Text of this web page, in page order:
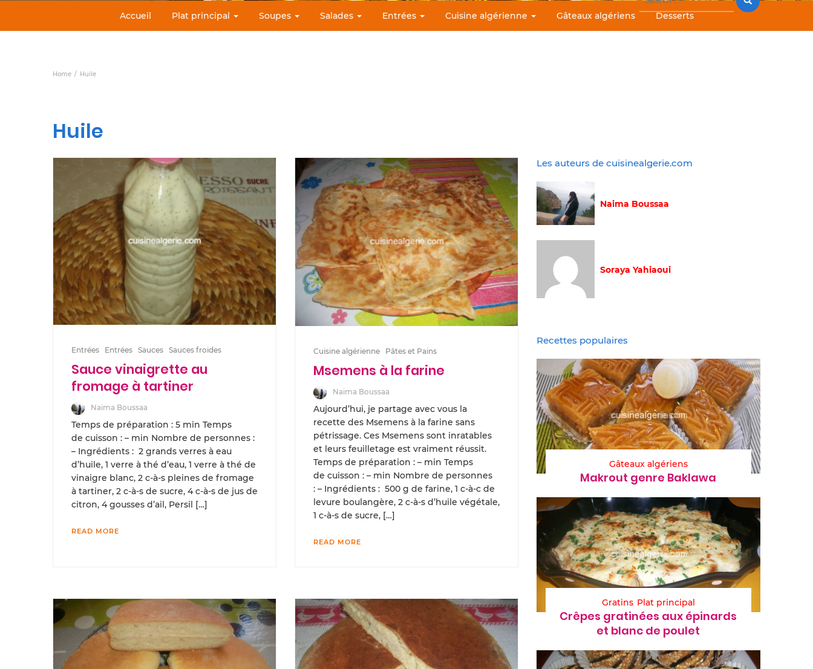
Accueil Plat principal Soupes Salades Entrées Cuisine algérienne Gâteaux algériens Desserts
Home Huile
Huile
Entrées Entrées Sauces Sauces froides
Sauce vinaigrette au
fromage à tartiner
Naima Boussaa
Temps de préparation : 5 min Temps
de cuisson : – min Nombre de personnes :
– Ingrédients : 2 grands verres à eau
d’huile, 1 verre à thé d’eau, 1 verre à thé de
vinaigre blanc, 2 c-à-s pleines de fromage
à tartiner, 2 c-à-s de sucre, 4 c-à-s de jus de
citron, 4 gousses d’ail, Persil […]
READ MORE
Cuisine algérienne Pâtes et Pains
Msemens à la farine
Naima Boussaa
Aujourd’hui, je partage avec vous la
recette des Msemens à la farine sans
pétrissage. Ces Msemens sont inratables
et leurs feuilletage est vraiment réussit.
Temps de préparation : – min Temps
de cuisson : – min Nombre de personnes
: – Ingrédients : 500 g de farine, 1 c-à-c de
levure boulangère, 2 c-à-s d’huile végétale,
1 c-à-s de sucre, […]
READ MORE
Les auteurs de cuisinealgerie.com
Naima Boussaa
Soraya Yahiaoui
Recettes populaires
Gâteaux algériens
Makrout genre Baklawa
Gratins Plat principal
Crêpes gratinées aux épinards
et blanc de poulet